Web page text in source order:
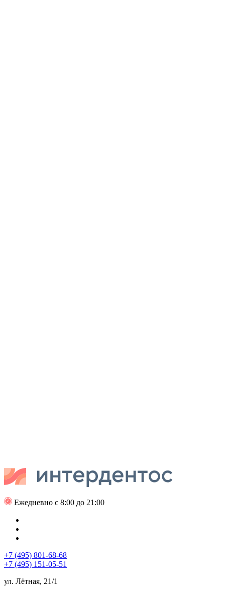
Ежедневно с 8:00 до 21:00
+7 (495) 801-68-68
+7 (495) 151-05-51
ул. Лётная, 21/1